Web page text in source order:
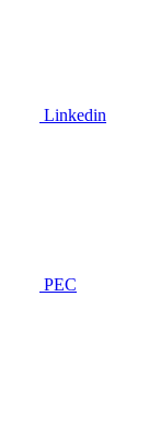
Linkedin
PEC